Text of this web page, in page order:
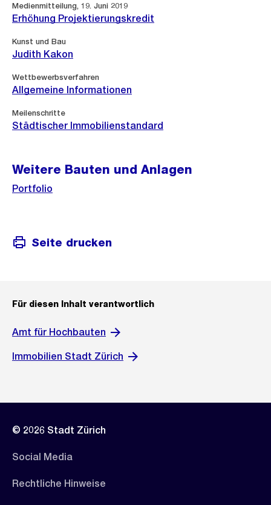
Medienmitteilung, 19. Juni 2019
Erhöhung Projektierungskredit
Kunst und Bau
Judith Kakon
Wettbewerbsverfahren
Allgemeine Informationen
Meilenschritte
Städtischer Immobilienstandard
Weitere Bauten und Anlagen
Portfolio
Seite drucken
Für diesen Inhalt verantwortlich
Amt für Hochbauten
Immobilien Stadt Zürich
© 2026 Stadt Zürich
Social Media
Rechtliche Hinweise